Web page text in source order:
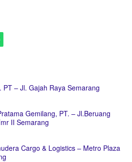
PT – Jl. Gajah Raya Semarang
Gemilang, PT. – Jl.Beruang
II Semarang
Cargo & Logistics – Metro Plaza